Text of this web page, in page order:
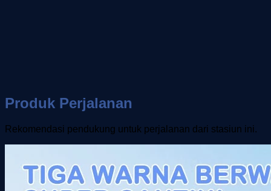
Produk Perjalanan
Rekomendasi pendukung untuk perjalanan dari stasiun ini.